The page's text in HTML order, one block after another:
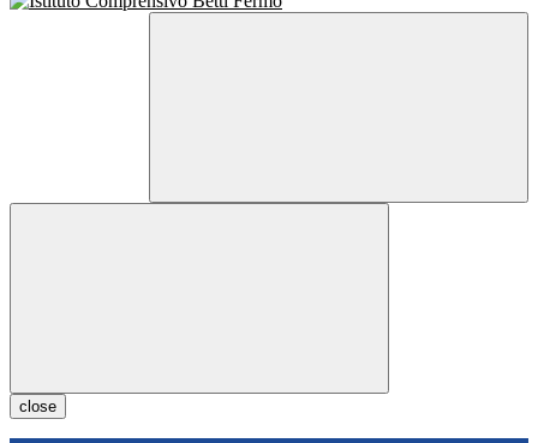
close